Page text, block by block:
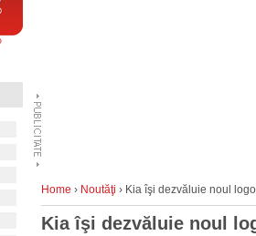
Home › Noutăţi › Kia îşi dezvăluie noul
Kia îşi dezvăluie noul